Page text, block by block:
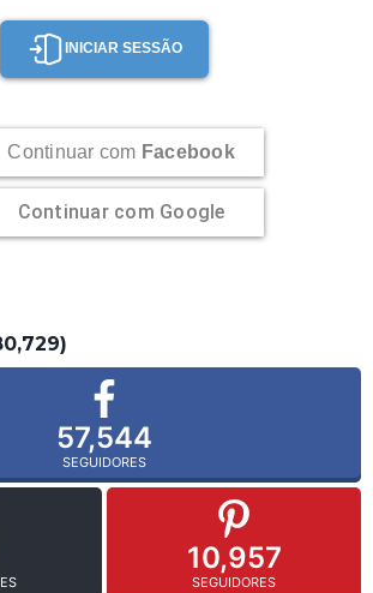
INICIAR SESSÃO
Continuar com Facebook
Continuar com Google
57,544
SEGUIDORES
10,957
SEGUIDORES